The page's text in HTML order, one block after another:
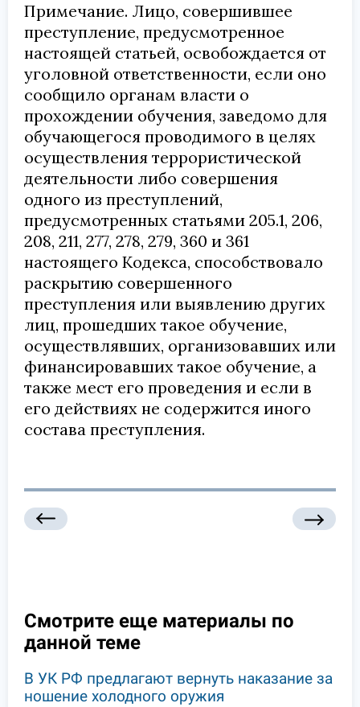
Примечание. Лицо, совершившее
преступление, предусмотренное
настоящей статьей, освобождается от
уголовной ответственности, если оно
сообщило органам власти о
прохождении обучения, заведомо для
обучающегося проводимого в целях
осуществления террористической
деятельности либо совершения
одного из преступлений,
предусмотренных статьями 205.1, 206,
208, 211, 277, 278, 279, 360 и 361
настоящего Кодекса, способствовало
раскрытию совершенного
преступления или выявлению других
лиц, прошедших такое обучение,
осуществлявших, организовавших или
финансировавших такое обучение, а
также мест его проведения и если в
его действиях не содержится иного
состава преступления.
Смотрите еще материалы по
данной теме
В УК РФ предлагают вернуть наказание за
ношение холодного оружия